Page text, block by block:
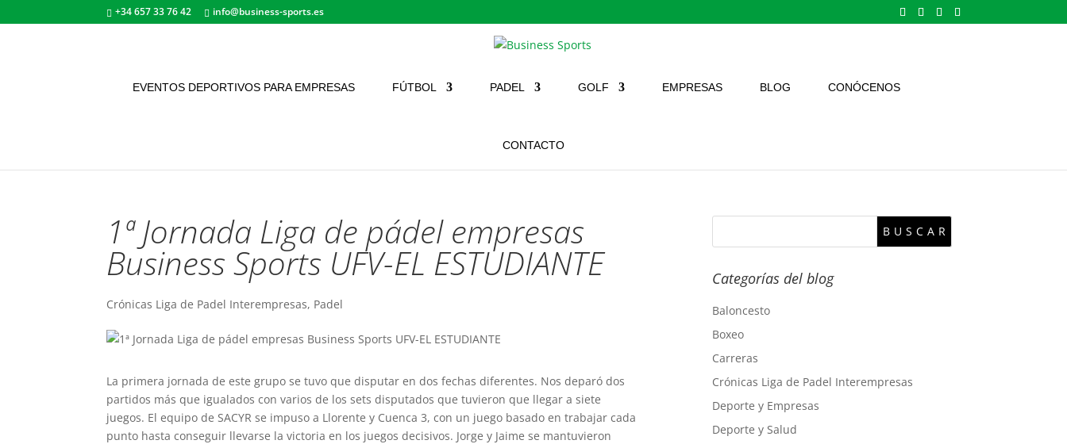
+34 657 33 76 42 info@business-sports.es
EVENTOS DEPORTIVOS PARA EMPRESAS FÚTBOL PADEL GOLF EMPRESAS BLOG CONÓCENOS
CONTACTO
1ª Jornada Liga de pádel empresas
Business Sports UFV-EL ESTUDIANTE
Crónicas Liga de Padel Interempresas, Padel
La primera jornada de este grupo se tuvo que disputar en dos fechas diferentes. Nos deparó dos
partidos más que igualados con varios de los sets disputados que tuvieron que llegar a siete
juegos. El equipo de SACYR se impuso a Llorente y Cuenca 3, con un juego basado en trabajar cada
punto hasta conseguir llevarse la victoria en los juegos decisivos. Jorge y Jaime se mantuvieron
Categorías del blog
Baloncesto
Boxeo
Carreras
Crónicas Liga de Padel Interempresas
Deporte y Empresas
Deporte y Salud